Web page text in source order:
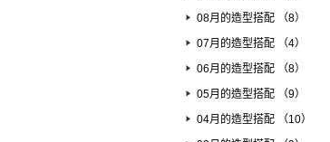
08月的造型搭配 （8）
07月的造型搭配 （4）
06月的造型搭配 （8）
05月的造型搭配 （9）
04月的造型搭配 （10）